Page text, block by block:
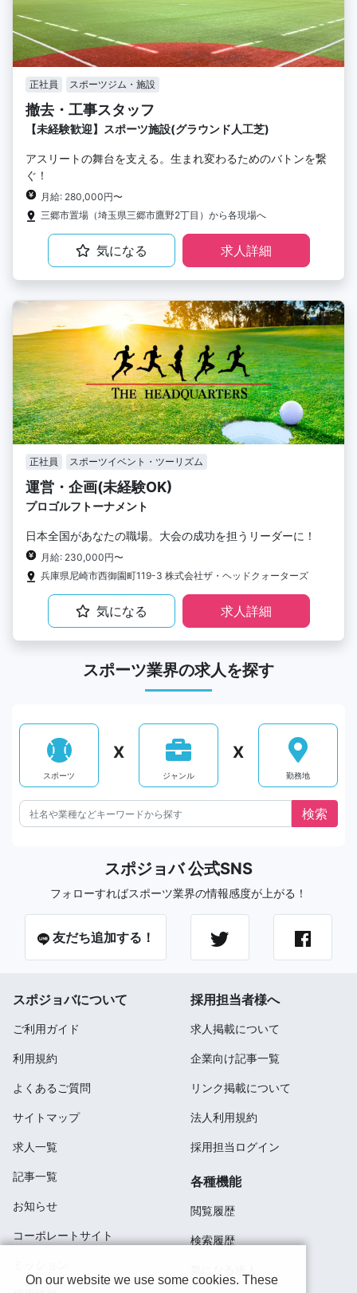
正社員 スポーツジム・施設
撤去・工事スタッフ
【未経験歓迎】スポーツ施設(グラウンド人工芝)
アスリートの舞台を支える。生まれ変わるためのバトンを繋
ぐ！
月給: 280,000円〜
三郷市置場（埼玉県三郷市鷹野2丁目）から各現場へ
気になる 求人詳細
正社員 スポーツイベント・ツーリズム
運営・企画(未経験OK)
プロゴルフトーナメント
日本全国があなたの職場。大会の成功を担うリーダーに！
月給: 230,000円〜
兵庫県尼崎市西御園町119-3 株式会社ザ・ヘッドクォーターズ
気になる 求人詳細
スポーツ業界の求人を探す
スポーツ
X
ジャンル
X
勤務地
スポジョバ 公式SNS
フォローすればスポーツ業界の情報感度が上がる！
友だち追加する！
スポジョバについて
ご利用ガイド
利用規約
よくあるご質問
サイトマップ
求人一覧
記事一覧
お知らせ
コーポレートサイト
採用担当者様へ
求人掲載について
企業向け記事一覧
リンク掲載について
法人利用規約
採用担当ログイン
各種機能
閲覧履歴
検索履歴
On our website we use some cookies. These